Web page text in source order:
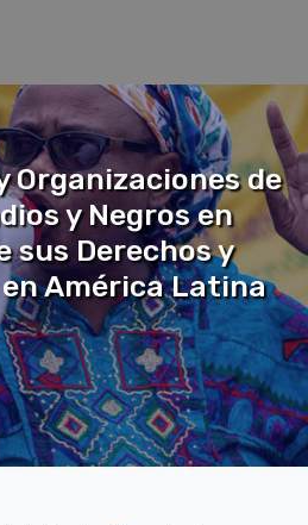
Organizaciones de
y Negros en
sus Derechos y
América Latina